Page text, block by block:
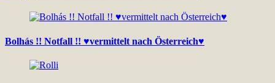
Bolhás !! Notfall !! ♥vermittelt nach Österreich♥